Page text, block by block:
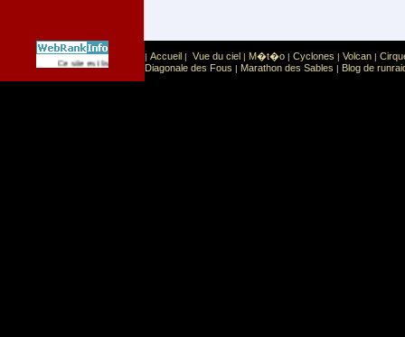
Ce site est list� dans la cat�gorie Sport: Sports extr�mes
| Accueil | Vue du ciel | M�t�o | Cyclones | Volcan |
Diagonale des Fous | Marathon des Sables | Blog de